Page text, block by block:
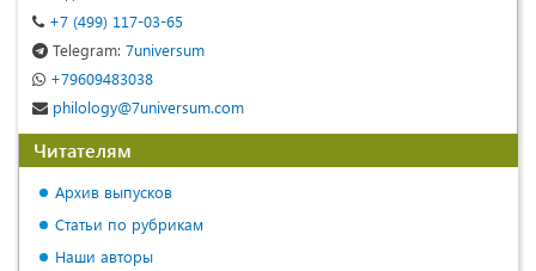
+7 (499) 117-03-65
Telegram: 7universum
+79609483038
philology@7universum.com
Читателям
Архив выпусков
Статьи по рубрикам
Наши авторы